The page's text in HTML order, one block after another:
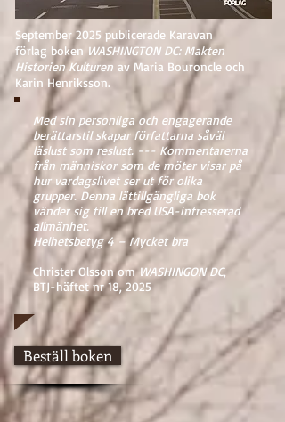
September 2025 publicerade Karavan
förlag boken WASHINGTON DC: Makten
Historien Kulturen av Maria Bouroncle och
Karin Henriksson.
Med sin personliga och engagerande
berättarstil skapar författarna såväl
läslust som reslust. --- Kommentarerna
från människor som de möter visar på
hur vardagslivet ser ut för olika
grupper. Denna lättillgängliga bok
vänder sig till en bred USA-intresserad
allmänhet.
Helhetsbetyg 4 – Mycket bra
Christer Olsson omWASHINGON DC,
BTJ-häftet nr 18, 2025
Beställ boken